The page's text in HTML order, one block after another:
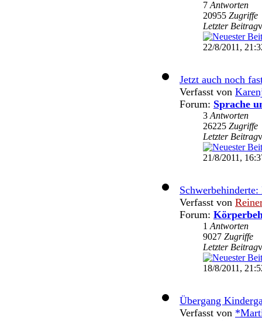
7 Antworten
20955 Zugriffe
Letzter Beitrag
22/8/2011,
Jetzt auch noch
Verfasst von
Forum: Sprache
3 Antworten
26225 Zugriffe
Letzter Beitrag
21/8/2011,
Verfasst von
Forum:
1 Antworten
9027 Zugriffe
Letzter Beitrag
18/8/2011,
Übergang
Verfasst von